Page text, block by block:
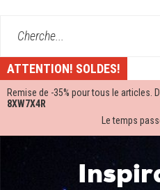
Cherche...
ATTENTION! SOLDES!
Remise de -35% pour tous le articles.
8XW7X4R
Le temps